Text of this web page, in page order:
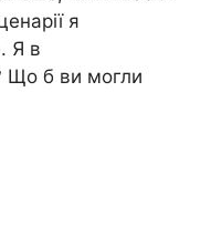
я
Я в
Що б ви могли